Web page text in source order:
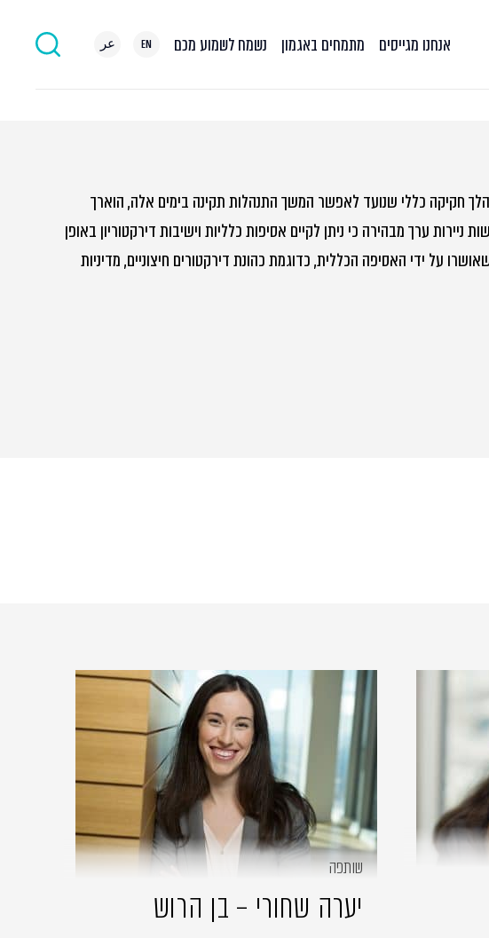
אנחנו מגייסים מתמחים באגמון נשמח לשמוע מכם EN عر
חקיקה כללי שנועד לאפשר המשך התנהלות תקינה בימים אלה, הוארך
ערך מבהירה כי ניתן לקיים אסיפות כלליות וישיבות דירקטוריון באופן
על ידי האסיפה הכללית, כדוגמת כהונת דירקטורים חיצוניים, מדיניות
שותפה
יערה שחורי – בן הרוש